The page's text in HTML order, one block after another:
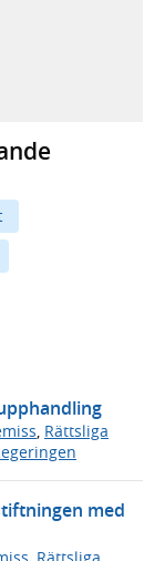
webbplats,
, Rättsliga
med